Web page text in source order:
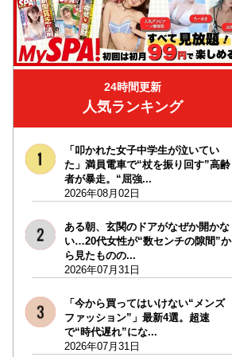
24時間更新
人気ランキング
「叩かれた女子中学生が泣いてい
た」満員電車で“杖を振り回す”高齢
者が暴走。“屈強...
2026年08月02日
ある朝、玄関のドアがなぜか開かな
い…20代女性が“数センチの隙間”か
ら見たものの...
2026年07月31日
「今から買ってはいけない“メンズ
ファッション”」最新4選。超速
で“時代遅れ”にな...
2026年07月31日